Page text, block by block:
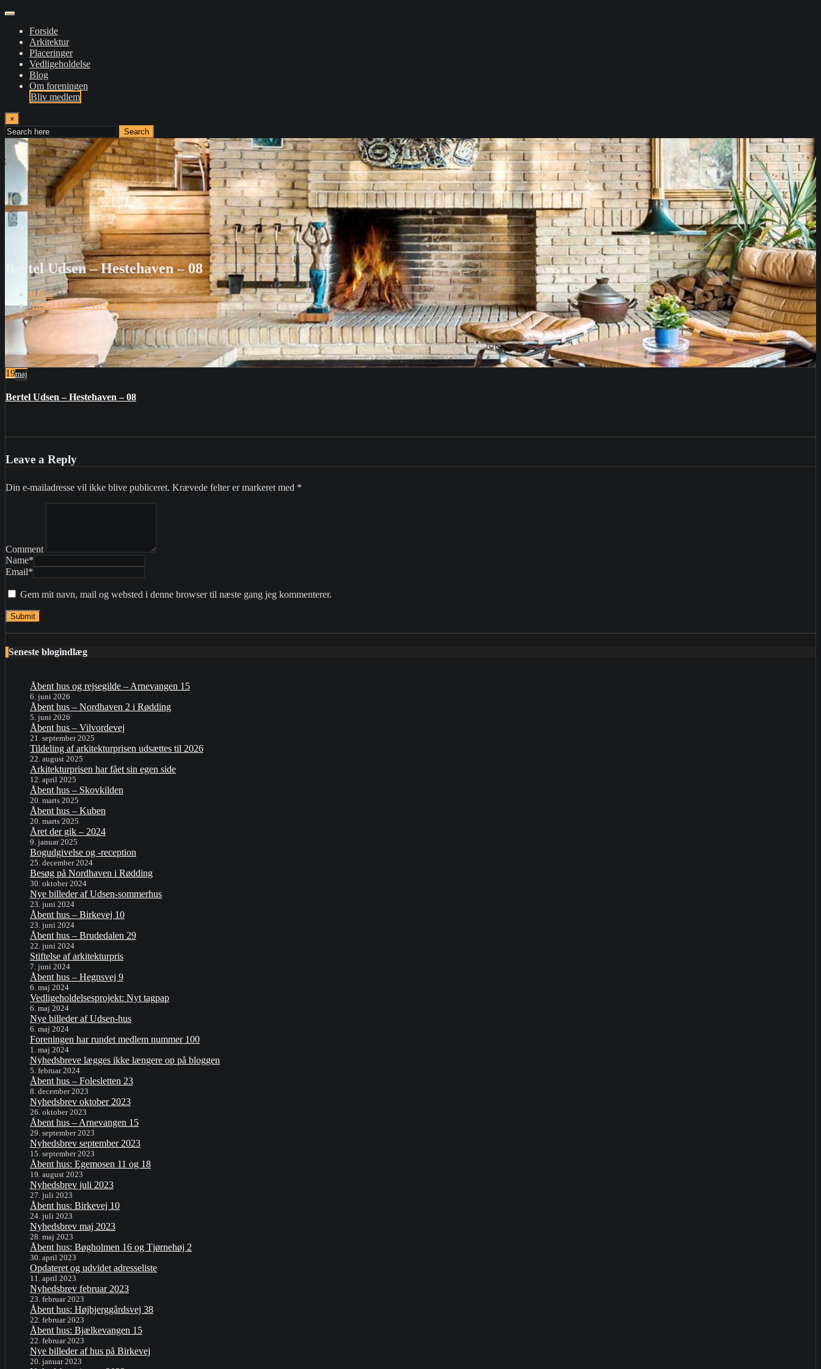
Forside
Arkitektur
Placeringer
Vedligeholdelse
Blog
Om foreningen
Bliv medlem
×
Search
Bertel Udsen – Hestehaven – 08
Home
Bertel Udsen – Hestehaven – 08
19maj
Bertel Udsen – Hestehaven – 08
Leave a Reply
Din e-mailadresse vil ikke blive publiceret. Krævede felter er markeret med *
Comment
Name*
Email*
Gem mit navn, mail og websted i denne browser til næste gang jeg kommenterer.
Seneste blogindlæg
Åbent hus og rejsegilde – Arnevangen 15
6. juni 2026
Åbent hus – Nordhaven 2 i Rødding
5. juni 2026
Åbent hus – Vilvordevej
21. september 2025
Tildeling af arkitekturprisen udsættes til 2026
22. august 2025
Arkitekturprisen har fået sin egen side
12. april 2025
Åbent hus – Skovkilden
20. marts 2025
Åbent hus – Kuben
20. marts 2025
Året der gik – 2024
9. januar 2025
Bogudgivelse og -reception
25. december 2024
Besøg på Nordhaven i Rødding
30. oktober 2024
Nye billeder af Udsen-sommerhus
23. juni 2024
Åbent hus – Birkevej 10
23. juni 2024
Åbent hus – Brudedalen 29
22. juni 2024
Stiftelse af arkitekturpris
7. juni 2024
Åbent hus – Hegnsvej 9
6. maj 2024
Vedligeholdelsesprojekt: Nyt tagpap
6. maj 2024
Nye billeder af Udsen-hus
6. maj 2024
Foreningen har rundet medlem nummer 100
1. maj 2024
Nyhedsbreve lægges ikke længere op på bloggen
5. februar 2024
Åbent hus – Folesletten 23
8. december 2023
Nyhedsbrev oktober 2023
26. oktober 2023
Åbent hus – Arnevangen 15
29. september 2023
Nyhedsbrev september 2023
15. september 2023
Åbent hus: Egemosen 11 og 18
19. august 2023
Nyhedsbrev juli 2023
27. juli 2023
Åbent hus: Birkevej 10
24. juli 2023
Nyhedsbrev maj 2023
28. maj 2023
Åbent hus: Bøgholmen 16 og Tjørnehøj 2
30. april 2023
Opdateret og udvidet adresseliste
11. april 2023
Nyhedsbrev februar 2023
23. februar 2023
Åbent hus: Højbjerggårdsvej 38
22. februar 2023
Åbent hus: Bjælkevangen 15
22. februar 2023
Nye billeder af hus på Birkevej
20. januar 2023